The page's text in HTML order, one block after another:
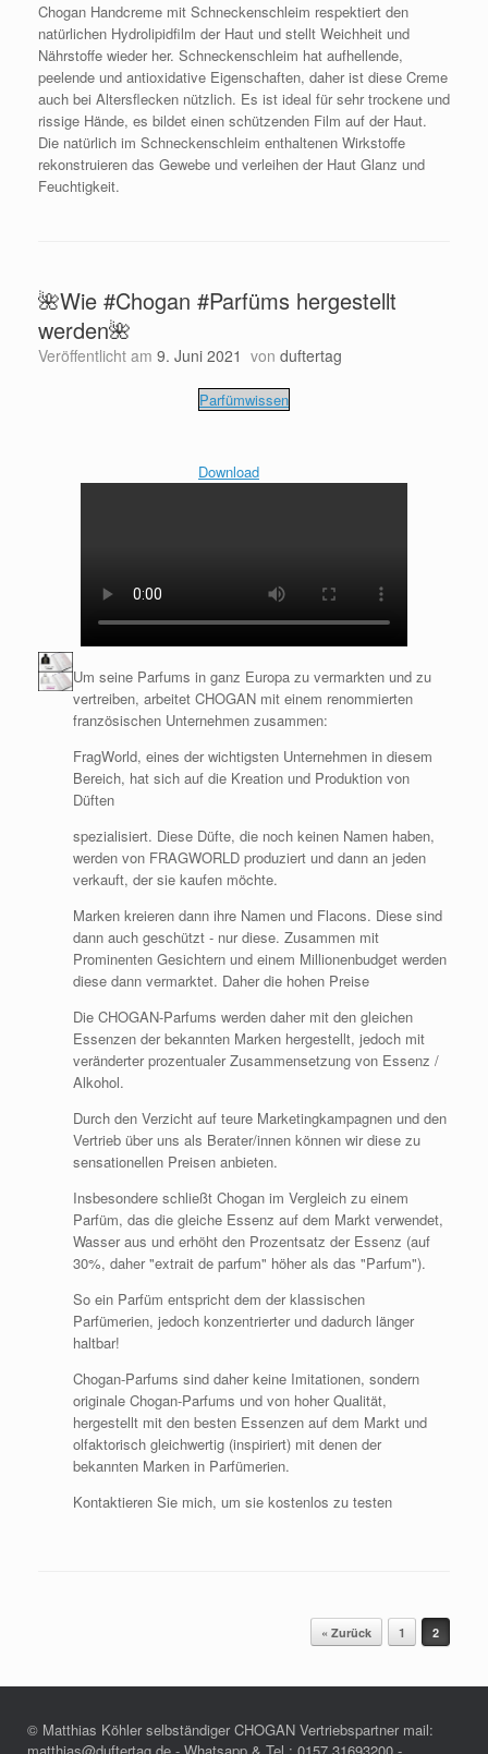
Chogan Handcreme mit Schneckenschleim respektiert den
natürlichen Hydrolipidfilm der Haut und stellt Weichheit und
Nährstoffe wieder her. Schneckenschleim hat aufhellende,
peelende und antioxidative Eigenschaften, daher ist diese Creme
auch bei Altersflecken nützlich. Es ist ideal für sehr trockene und
rissige Hände, es bildet einen schützenden Film auf der Haut.
Die natürlich im Schneckenschleim enthaltenen Wirkstoffe
rekonstruieren das Gewebe und verleihen der Haut Glanz und
Feuchtigkeit.
🌺Wie #Chogan #Parfüms hergestellt
werden🌺
Veröffentlicht am 9. Juni 2021 von duftertag
Parfümwissen
Download
Um seine Parfums in ganz Europa zu vermarkten und zu
vertreiben, arbeitet CHOGAN mit einem renommierten
französischen Unternehmen zusammen:
FragWorld, eines der wichtigsten Unternehmen in diesem
Bereich, hat sich auf die Kreation und Produktion von
Düften
spezialisiert. Diese Düfte, die noch keinen Namen haben,
werden von FRAGWORLD produziert und dann an jeden
verkauft, der sie kaufen möchte.
Marken kreieren dann ihre Namen und Flacons. Diese sind
dann auch geschützt - nur diese. Zusammen mit
Prominenten Gesichtern und einem Millionenbudget werden
diese dann vermarktet. Daher die hohen Preise
Die CHOGAN-Parfums werden daher mit den gleichen
Essenzen der bekannten Marken hergestellt, jedoch mit
veränderter prozentualer Zusammensetzung von Essenz /
Alkohol.
Durch den Verzicht auf teure Marketingkampagnen und den
Vertrieb über uns als Berater/innen können wir diese zu
sensationellen Preisen anbieten.
Insbesondere schließt Chogan im Vergleich zu einem
Parfüm, das die gleiche Essenz auf dem Markt verwendet,
Wasser aus und erhöht den Prozentsatz der Essenz (auf
30%, daher "extrait de parfum" höher als das "Parfum").
So ein Parfüm entspricht dem der klassischen
Parfümerien, jedoch konzentrierter und dadurch länger
haltbar!
Chogan-Parfums sind daher keine Imitationen, sondern
originale Chogan-Parfums und von hoher Qualität,
hergestellt mit den besten Essenzen auf dem Markt und
olfaktorisch gleichwertig (inspiriert) mit denen der
bekannten Marken in Parfümerien.
Kontaktieren Sie mich, um sie kostenlos zu testen
« Zurück 1 2
© Matthias Köhler selbständiger CHOGAN Vertriebspartner mail: